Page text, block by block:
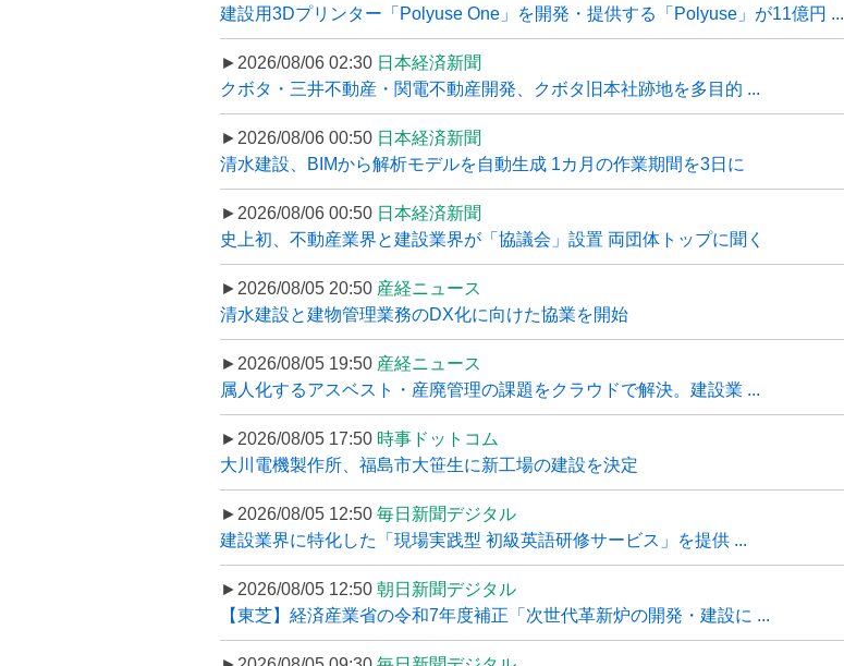
建設用3Dプリンター「Polyuse One」を開発・提供する「Polyuse」が11億円 ...
►2026/08/06 02:30 日本経済新聞
クボタ・三井不動産・関電不動産開発、クボタ旧本社跡地を多目的 ...
►2026/08/06 00:50 日本経済新聞
清水建設、BIMから解析モデルを自動生成 1カ月の作業期間を3日に
►2026/08/06 00:50 日本経済新聞
史上初、不動産業界と建設業界が「協議会」設置 両団体トップに聞く
►2026/08/05 20:50 産経ニュース
清水建設と建物管理業務のDX化に向けた協業を開始
►2026/08/05 19:50 産経ニュース
属人化するアスベスト・産廃管理の課題をクラウドで解決。建設業 ...
►2026/08/05 17:50 時事ドットコム
大川電機製作所、福島市大笹生に新工場の建設を決定
►2026/08/05 12:50 毎日新聞デジタル
建設業界に特化した「現場実践型 初級英語研修サービス」を提供 ...
►2026/08/05 12:50 朝日新聞デジタル
【東芝】経済産業省の令和7年度補正「次世代革新炉の開発・建設に ...